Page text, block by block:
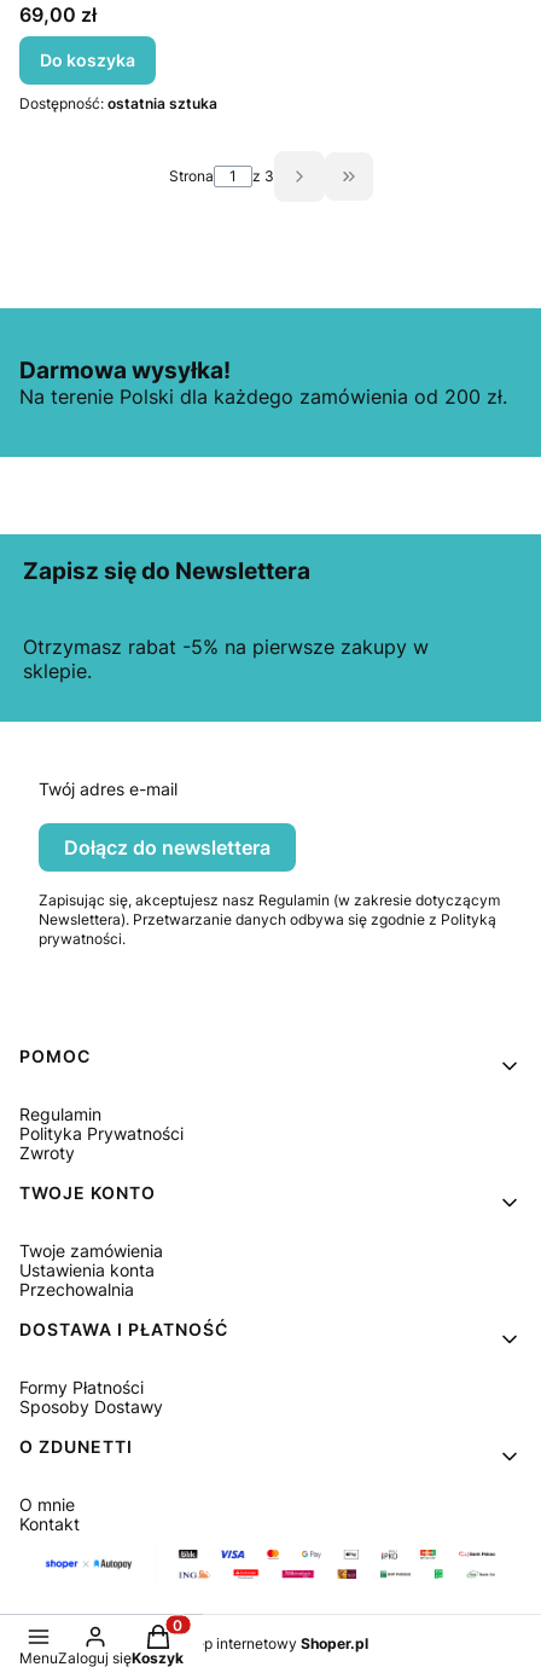
Cena
69,00 zł
Do koszyka
Dostępność: ostatnia sztuka
Strona z 3 Przejdź do ostatniej
Darmowa wysyłka!
Na terenie Polski dla każdego zamówienia od 200 zł.
Zapisz się do Newslettera
Otrzymasz rabat -5% na pierwsze zakupy w
sklepie.
Twój adres e-mail
Dołącz do newslettera
Zapisując się, akceptujesz nasz Regulamin (w zakresie dotyczącym
Newslettera). Przetwarzanie danych odbywa się zgodnie z Polityką
prywatności.
Linki w stopce
POMOC
Regulamin
Polityka Prywatności
Zwroty
TWOJE KONTO
Twoje zamówienia
Ustawienia konta
Przechowalnia
DOSTAWA I PŁATNOŚĆ
Formy Płatności
Sposoby Dostawy
O ZDUNETTI
O mnie
Kontakt
Sklep internetowy Shoper.pl
MenuZaloguj się
Produkty w koszyku: 0. Zobacz szczegóły
Koszyk